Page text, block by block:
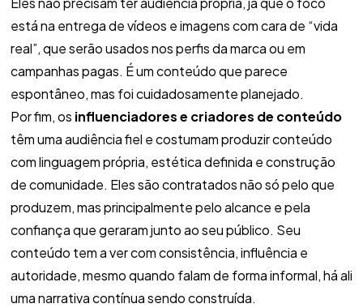
está na entrega de vídeos e imagens com cara de “vida
real”, que serão usados nos perfis da marca ou em
campanhas pagas. É um conteúdo que parece
espontâneo, mas foi cuidadosamente planejado.
Por fim, os influenciadores e criadores de conteúdo
têm uma audiência fiel e costumam produzir conteúdo
com linguagem própria, estética definida e construção
de comunidade. Eles são contratados não só pelo que
produzem, mas principalmente pelo alcance e pela
confiança que geraram junto ao seu público. Seu
conteúdo tem a ver com consistência, influência e
autoridade, mesmo quando falam de forma informal, há ali
uma narrativa contínua sendo construída.